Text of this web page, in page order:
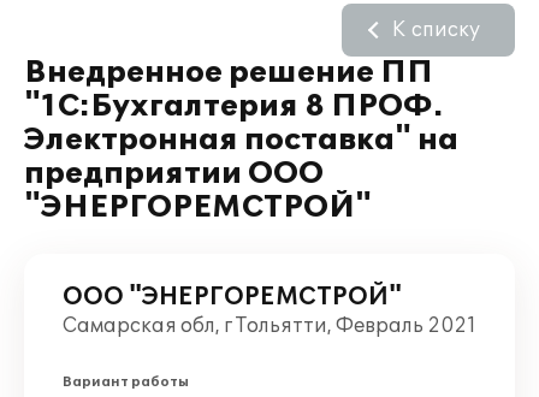
Внедренное решение ПП
"1С:Бухгалтерия 8 ПРОФ.
Электронная поставка" на
предприятии ООО
"ЭНЕРГОРЕМСТРОЙ"
К списку
ООО "ЭНЕРГОРЕМСТРОЙ"
Самарская обл, г Тольятти, Февраль 2021
Вариант работы